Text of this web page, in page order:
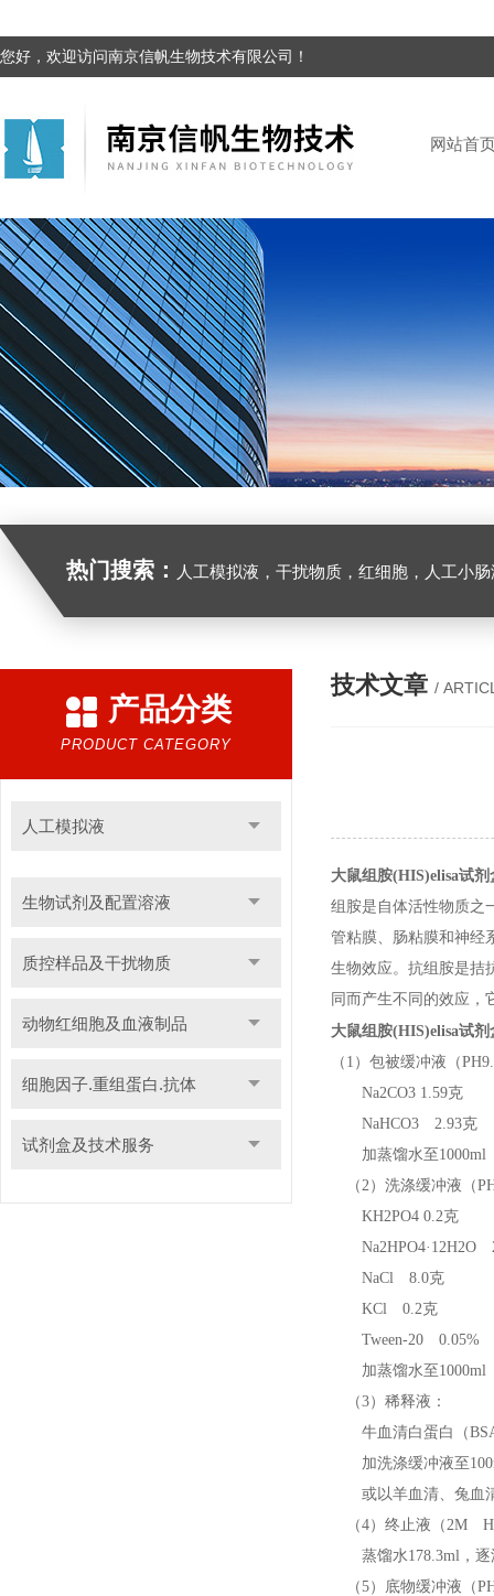
您好，欢迎访问南京信帆生物技术有限公司！
网站首
热门搜索： 人工模拟液，干扰物质，红细胞，人工小
产品分类
PRODUCT CATEGORY
人工模拟液
生物试剂及配置溶液
质控样品及干扰物质
动物红细胞及血液制品
细胞因子.重组蛋白.抗体
试剂盒及技术服务
技术文章 /
大鼠组胺(HIS)elisa试剂
组胺是自体活性物质之
管粘膜、肠粘膜和神经
生物效应。抗组胺是拮
同而产生不同的效应，
大鼠组胺(HIS)elisa试
（1）包被缓冲液（
Na2CO3 1.59克
NaHCO3 2.93克
加蒸馏水至1000ml
（2）洗涤缓冲液（
KH2PO4 0.2克
Na2HPO4·12H2O
NaCl 8.0克
KCl 0.2克
Tween-20 0.05%
加蒸馏水至1000ml
（3）稀释液：
牛血清白蛋白（
加洗涤缓冲液至
或以羊血清、兔血清
（4）终止液（2M
蒸馏水178.3ml，逐
（5）底物缓冲液（